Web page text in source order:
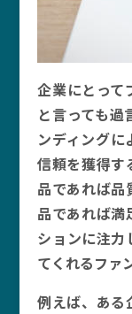
企業にとって
と言っても
ンディングに
信頼を獲得す
品であれば品
品であれば満
ションに注力
てくれるファ
例えば、ある